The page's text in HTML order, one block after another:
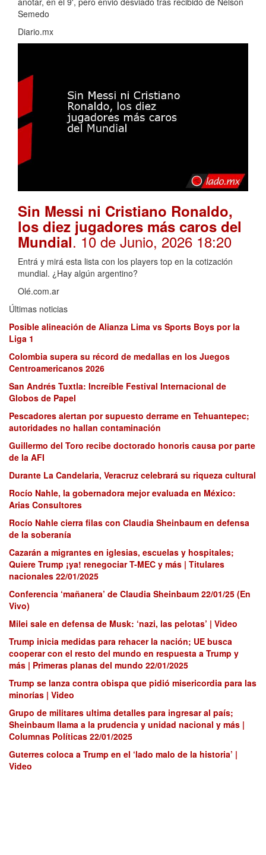
Semedo
Diario.mx
Sin Messi ni Cristiano Ronaldo,
los diez jugadores más caros del
Mundial. 10 de Junio, 2026 18:20
Entrá y mirá esta lista con los players top en la cotización
mundial. ¿Hay algún argentino?
Olé.com.ar
Últimas noticias
Posible alineación de Alianza Lima vs Sports Boys por la
Liga 1
Colombia supera su récord de medallas en los Juegos
Centroamericanos 2026
San Andrés Tuxtla: Increíble Festival Internacional de
Globos de Papel
Pescadores alertan por supuesto derrame en Tehuantepec;
autoridades no hallan contaminación
Guillermo del Toro recibe doctorado honoris causa por parte
de la AFI
Durante La Candelaria, Veracruz celebrará su riqueza cultural
Rocío Nahle, la gobernadora mejor evaluada en México:
Arias Consultores
Rocío Nahle cierra filas con Claudia Sheinbaum en defensa
de la soberanía
Cazarán a migrantes en iglesias, escuelas y hospitales;
Quiere Trump ¡ya! renegociar T-MEC y más | Titulares
nacionales 22/01/2025
Conferencia ‘mañanera’ de Claudia Sheinbaum 22/01/25 (En
Vivo)
Milei sale en defensa de Musk: ‘nazi, las pelotas’ | Video
Trump inicia medidas para rehacer la nación; UE busca
cooperar con el resto del mundo en respuesta a Trump y
más | Primeras planas del mundo 22/01/2025
Trump se lanza contra obispa que pidió misericordia para las
minorías | Video
Grupo de militares ultima detalles para ingresar al país;
Sheinbaum llama a la prudencia y unidad nacional y más |
Columnas Políticas 22/01/2025
Guterres coloca a Trump en el ‘lado malo de la historia’ |
Video